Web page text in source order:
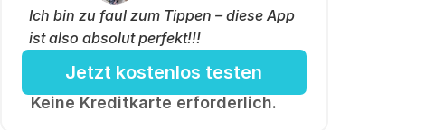
Ich bin zu faul zum Tippen – diese App
ist also absolut perfekt!!!
Jetzt kostenlos testen
Keine Kreditkarte erforderlich.